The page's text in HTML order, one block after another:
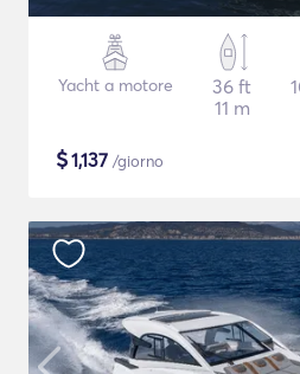
Yacht a motore
36 ft
11 m
$1,137 /giorno